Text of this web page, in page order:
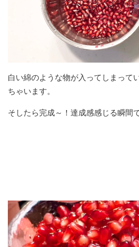
白い綿のような物が入ってしまって
ちゃいます。
そしたら完成～！達成感感じる瞬間で